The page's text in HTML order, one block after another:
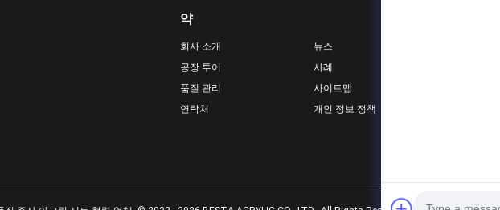
약
회사 소개
공장 투어
품질 관리
연락처
뉴스
사례
사이트맵
개인 정보 정책